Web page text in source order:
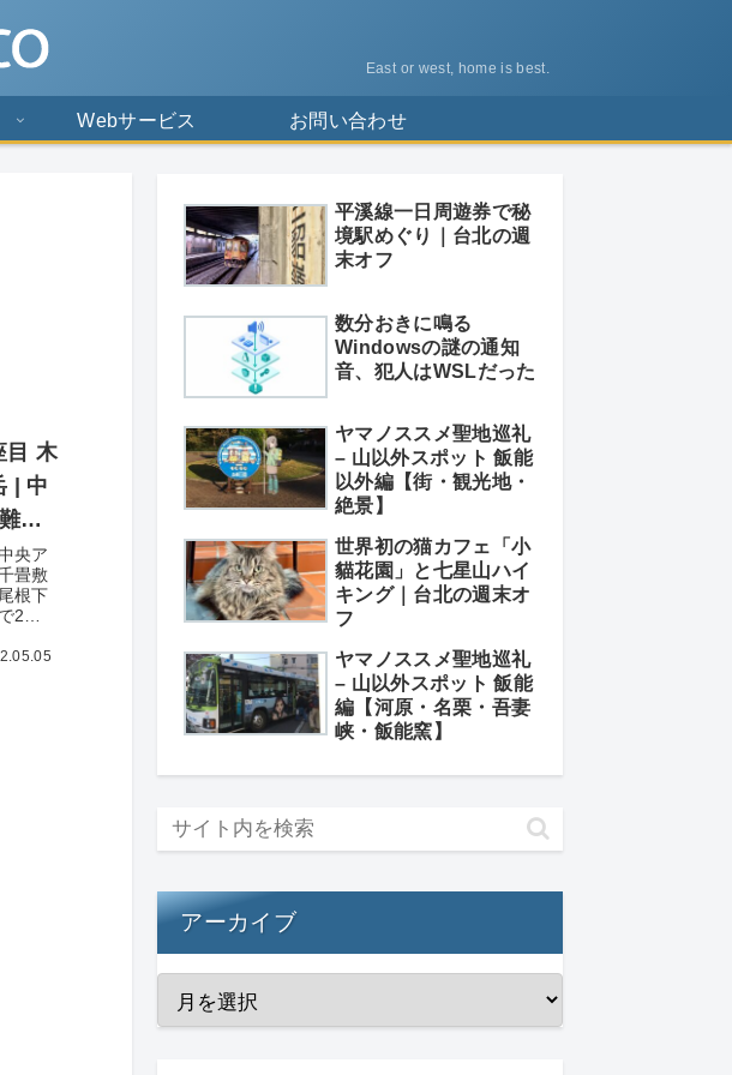
East or west, home is best.
Webサービス お問い合わせ
目 木
| 中
小
央ア
畳敷
根下
2座
平溪線一日周遊券で秘
境駅めぐり｜台北の週
末オフ
数分おきに鳴る
Windowsの謎の通知
音、犯人はWSLだった
ヤマノススメ聖地巡礼
– 山以外スポット 飯能
以外編【街・観光地・
絶景】
世界初の猫カフェ「小
貓花園」と七星山ハイ
キング｜台北の週末オ
フ
ヤマノススメ聖地巡礼
– 山以外スポット 飯能
編【河原・名栗・吾妻
峡・飯能窯】
アーカイブ